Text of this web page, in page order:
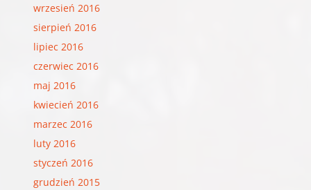
wrzesień 2016
sierpień 2016
lipiec 2016
czerwiec 2016
maj 2016
kwiecień 2016
marzec 2016
luty 2016
styczeń 2016
grudzień 2015